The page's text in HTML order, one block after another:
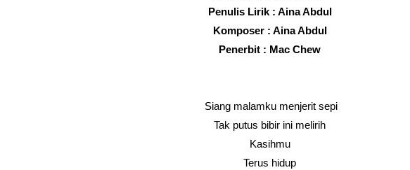
Penulis Lirik : Aina Abdul
Komposer : Aina Abdul
Penerbit : Mac Chew
Siang malamku menjerit sepi
Tak putus bibir ini melirih
Kasihmu
Terus hidup